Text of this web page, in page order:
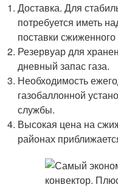
Доставка. Для
потребуется иметь
поставки сжиженного
Резервуар для
дневный запас газа.
Необходимость
газобаллонной
службы.
Высокая цена на
районах